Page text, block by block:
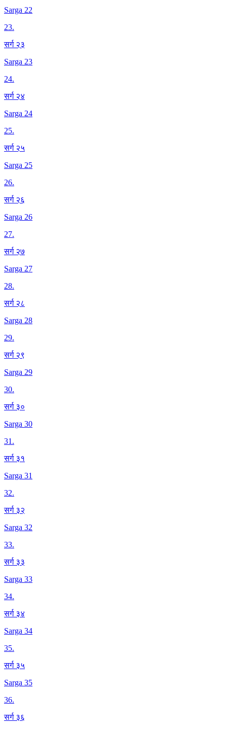
Sarga 22
23.
सर्ग २३
Sarga 23
24.
सर्ग २४
Sarga 24
25.
सर्ग २५
Sarga 25
26.
सर्ग २६
Sarga 26
27.
सर्ग २७
Sarga 27
28.
सर्ग २८
Sarga 28
29.
सर्ग २९
Sarga 29
30.
सर्ग ३०
Sarga 30
31.
सर्ग ३१
Sarga 31
32.
सर्ग ३२
Sarga 32
33.
सर्ग ३३
Sarga 33
34.
सर्ग ३४
Sarga 34
35.
सर्ग ३५
Sarga 35
36.
सर्ग ३६